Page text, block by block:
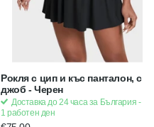
Добавете 1 цвят в количка и
отключете 2-ри с 50%
отстъпка
Рокля с цип и къс панталон, с
джоб - Черен
Доставка до 24 часа за България -
1 работен ден